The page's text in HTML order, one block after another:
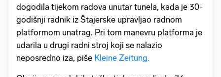
dogodila tijekom radova unutar tunela, kada je 30-
godišnji radnik iz Štajerske upravljao radnom
platformom unatrag. Pri tom manevru platforma je
udarila u drugi radni stroj koji se nalazio
neposredno iza, piše Kleine Zeitung.